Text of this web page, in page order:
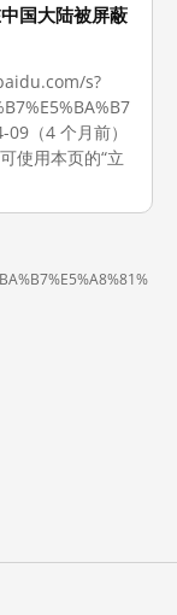
国大陆被屏蔽
s?
（4 个月前）
使用本页的“立